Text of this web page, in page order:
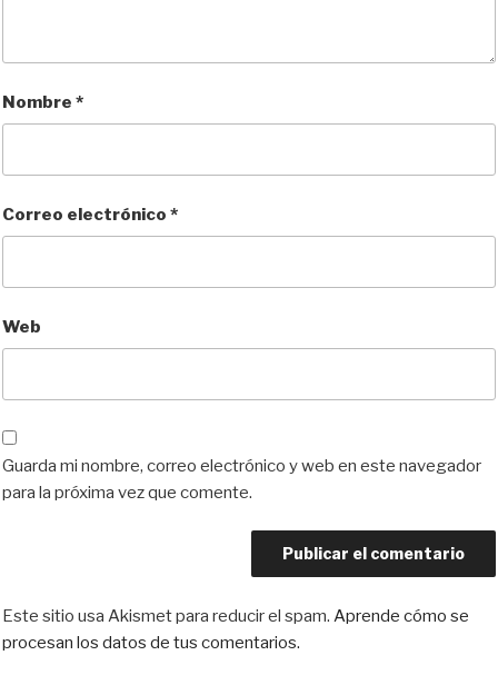
Nombre *
Correo electrónico *
Web
Guarda mi nombre, correo electrónico y web en este navegador
para la próxima vez que comente.
Este sitio usa Akismet para reducir el spam. Aprende cómo se
procesan los datos de tus comentarios.